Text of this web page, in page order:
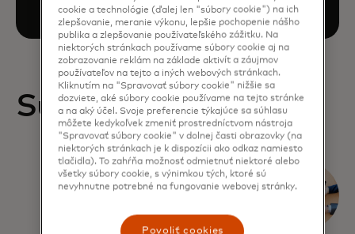
Súvisiace správy
Čo firmy
očakávajú
od svojich
cookie a technológie (ďalej len "súbory cookie") na ich
zlepšovanie, meranie výkonu, lepšie pochopenie nášho
publika a zlepšovanie používateľského zážitku. Na
niektorých stránkach používame súbory cookie aj na
zobrazovanie reklám na základe aktivít a záujmov
používateľov na tejto a iných webových stránkach.
Kliknutím na "Spravovať súbory cookie" nižšie sa
dozviete, aké súbory cookie používame na tejto stránke
a na aký účel. Svoje preferencie týkajúce sa súhlasu
môžete kedykoľvek zmeniť prostredníctvom nástroja
"Spravovať súbory cookie" v dolnej časti obrazovky (na
niektorých stránkach je k dispozícii ako odkaz namiesto
tlačidla). To zahŕňa možnosť odmietnuť niektoré alebo
všetky súbory cookie, s výnimkou tých, ktoré sú
nevyhnutne potrebné na fungovanie webovej stránky.
Povoliť cookies